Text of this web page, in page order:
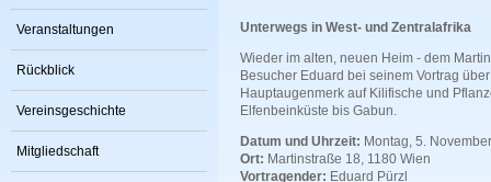
Veranstaltungen
Rückblick
Vereinsgeschichte
Mitgliedschaft
Unterwegs in West- und Zentralafrika
Wieder im alten, neuen Heim - dem
Besucher Eduard bei seinem Vortrag
Hauptaugenmerk auf Kilifische und
Elfenbeinküste bis Gabun.
Datum und Uhrzeit: Montag, 5.
Ort: Martinstraße 18, 1180 Wien
Vortragender: Eduard Pürzl